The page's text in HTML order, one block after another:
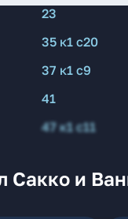
23
35 к1 с20
37 к1 с9
41
47 к1 с11
и